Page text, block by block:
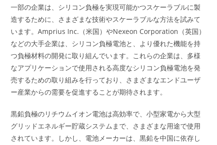
一部の企業は、シリコン負極を実現可能かつスケーラブルに製
造するために、さまざまな技術やスケーラブルな方法を試みて
います。Amprius Inc.（米国）やNexeon Corporation（英国）
などの大手企業は、シリコン負極電池と、より優れた機能を持
つ負極材料の開発に取り組んでいます。これらの企業は、多様
なアプリケーションで使用される高度なシリコン負極電池を発
売するための取り組みを行っており、さまざまなエンドユーザ
ー産業からの需要を促進することが期待されます。
黒鉛負極のリチウムイオン電池は高効率で、小型家電から大型
グリッドエネルギー貯蔵システムまで、さまざまな用途で使用
されています。しかし、電池メーカーは、黒鉛を中国に依存し